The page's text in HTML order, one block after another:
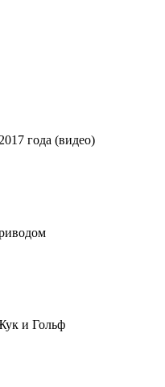
года (видео)
и Гольф